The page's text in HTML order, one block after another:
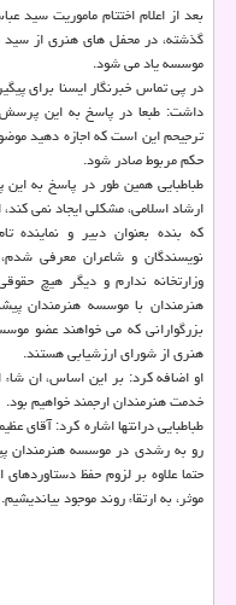
بعد از اعلام اختتام ماموریت
گذشته، در محفل های هنری از سید
موسسه یاد می شود.
در پی تماس خبرنگار ایسنا برای
داشت: طبعا در پاسخ به این پرسش
ترجیحم این است كه اجازه دهید
حكم مربوط صادر شود.
طباطبایی همین طور در پاسخ به
ارشاد اسلامی، مشكلی ایجاد نمی
كه بنده بعنوان دبیر و نماینده
نویسندگان و شاعران معرفی
وزارتخانه ندارم و دیگر هیچ
هنرمندان با موسسه هنرمندان
بزرگوارانی كه می خواهند عضو
هنری از شورای ارزشیابی هستند.
او اضافه كرد: بر این اساس، ان
خدمت هنرمندان ارجمند خواهیم بود.
طباطبایی درانتها اشاره كرد: آقای
رو به رشدی در موسسه هنرمندان
حتما علاوه بر لزوم حفظ
موثر، به ارتقاء روند موجود بیاندیشیم.